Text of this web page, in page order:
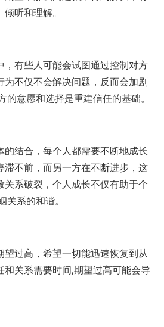
听和理解。
，有些人可能会试图通过控制对方
为不仅不会解决问题，反而会加剧
的意愿和选择是重建信任的基础。
的结合，每个人都需要不断地成长
滞不前，而另一方在不断进步，这
关系破裂，个人成长不仅有助于个
关系的和谐。
望过高，希望一切能迅速恢复到从
和关系需要时间,期望过高可能会导